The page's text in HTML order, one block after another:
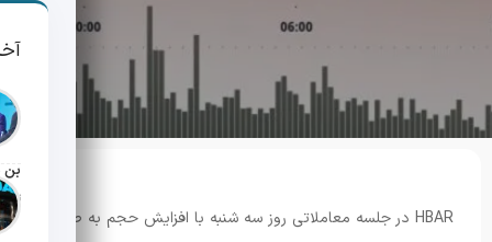
تاریخ
HBAR در جلسه معاملاتی روز سه شنبه با افزایش حجم به صورت